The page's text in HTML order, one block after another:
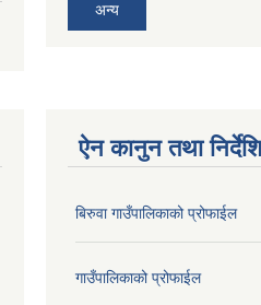
अन्य
ऐन कानुन तथा
बिरुवा गाउँपालिकाको प्रोफाईल
गाउँपालिकाको प्रोफाईल